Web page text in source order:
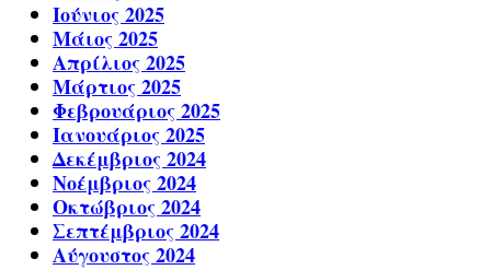
Ιούνιος 2025
Μάιος 2025
Απρίλιος 2025
Μάρτιος 2025
Φεβρουάριος 2025
Ιανουάριος 2025
Δεκέμβριος 2024
Νοέμβριος 2024
Οκτώβριος 2024
Σεπτέμβριος 2024
Αύγουστος 2024